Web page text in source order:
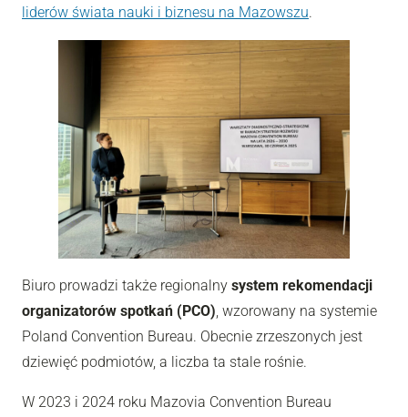
liderów świata nauki i biznesu na Mazowszu.
Biuro prowadzi także regionalny system rekomendacji
organizatorów spotkań (PCO) , wzorowany na systemie
Poland Convention Bureau. Obecnie zrzeszonych jest
dziewięć podmiotów, a liczba ta stale rośnie.
W 2023 i 2024 roku Mazovia Convention Bureau